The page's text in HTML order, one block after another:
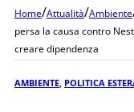
Home/Attualità/Ambiente
persa la causa contro
creare dipendenza
AMBIENTE POLITICA